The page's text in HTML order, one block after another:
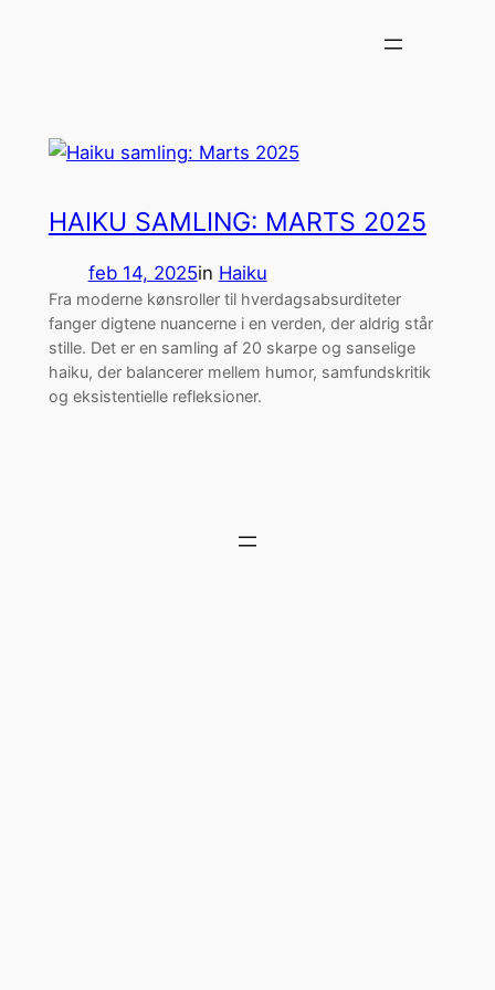
HAIKU SAMLING: MARTS 2025
feb 14, 2025in Haiku
Fra moderne kønsroller til hverdagsabsurditeter
fanger digtene nuancerne i en verden, der aldrig står
stille. Det er en samling af 20 skarpe og sanselige
haiku, der balancerer mellem humor, samfundskritik
og eksistentielle refleksioner.